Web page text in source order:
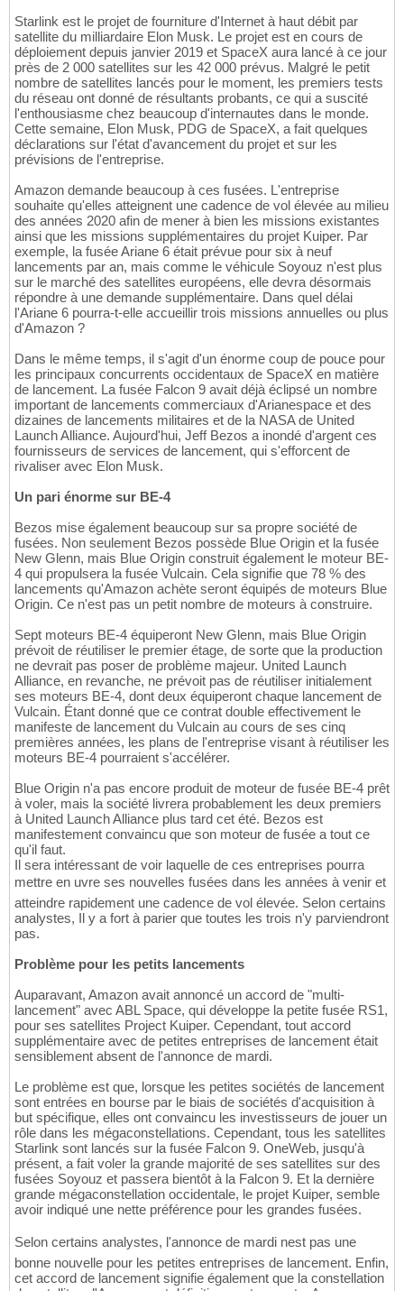
Starlink est le projet de fourniture d'Internet à haut débit par
satellite du milliardaire Elon Musk. Le projet est en cours de
déploiement depuis janvier 2019 et SpaceX aura lancé à ce jour
près de 2 000 satellites sur les 42 000 prévus. Malgré le petit
nombre de satellites lancés pour le moment, les premiers tests
du réseau ont donné de résultants probants, ce qui a suscité
l'enthousiasme chez beaucoup d'internautes dans le monde.
Cette semaine, Elon Musk, PDG de SpaceX, a fait quelques
déclarations sur l'état d'avancement du projet et sur les
prévisions de l'entreprise.
Amazon demande beaucoup à ces fusées. L'entreprise
souhaite qu'elles atteignent une cadence de vol élevée au milieu
des années 2020 afin de mener à bien les missions existantes
ainsi que les missions supplémentaires du projet Kuiper. Par
exemple, la fusée Ariane 6 était prévue pour six à neuf
lancements par an, mais comme le véhicule Soyouz n'est plus
sur le marché des satellites européens, elle devra désormais
répondre à une demande supplémentaire. Dans quel délai
l'Ariane 6 pourra-t-elle accueillir trois missions annuelles ou plus
d'Amazon ?
Dans le même temps, il s'agit d'un énorme coup de pouce pour
les principaux concurrents occidentaux de SpaceX en matière
de lancement. La fusée Falcon 9 avait déjà éclipsé un nombre
important de lancements commerciaux d'Arianespace et des
dizaines de lancements militaires et de la NASA de United
Launch Alliance. Aujourd'hui, Jeff Bezos a inondé d'argent ces
fournisseurs de services de lancement, qui s'efforcent de
rivaliser avec Elon Musk.
Un pari énorme sur BE-4
Bezos mise également beaucoup sur sa propre société de
fusées. Non seulement Bezos possède Blue Origin et la fusée
New Glenn, mais Blue Origin construit également le moteur BE-
4 qui propulsera la fusée Vulcain. Cela signifie que 78 % des
lancements qu'Amazon achète seront équipés de moteurs Blue
Origin. Ce n'est pas un petit nombre de moteurs à construire.
Sept moteurs BE-4 équiperont New Glenn, mais Blue Origin
prévoit de réutiliser le premier étage, de sorte que la production
ne devrait pas poser de problème majeur. United Launch
Alliance, en revanche, ne prévoit pas de réutiliser initialement
ses moteurs BE-4, dont deux équiperont chaque lancement de
Vulcain. Étant donné que ce contrat double effectivement le
manifeste de lancement du Vulcain au cours de ses cinq
premières années, les plans de l'entreprise visant à réutiliser les
moteurs BE-4 pourraient s'accélérer.
Blue Origin n'a pas encore produit de moteur de fusée BE-4 prêt
à voler, mais la société livrera probablement les deux premiers
à United Launch Alliance plus tard cet été. Bezos est
manifestement convaincu que son moteur de fusée a tout ce
qu'il faut.
Il sera intéressant de voir laquelle de ces entreprises pourra
mettre en uvre ses nouvelles fusées dans les années à venir et
atteindre rapidement une cadence de vol élevée. Selon certains
analystes, Il y a fort à parier que toutes les trois n'y parviendront
pas.
Problème pour les petits lancements
Auparavant, Amazon avait annoncé un accord de "multi-
lancement" avec ABL Space, qui développe la petite fusée RS1,
pour ses satellites Project Kuiper. Cependant, tout accord
supplémentaire avec de petites entreprises de lancement était
sensiblement absent de l'annonce de mardi.
Le problème est que, lorsque les petites sociétés de lancement
sont entrées en bourse par le biais de sociétés d'acquisition à
but spécifique, elles ont convaincu les investisseurs de jouer un
rôle dans les mégaconstellations. Cependant, tous les satellites
Starlink sont lancés sur la fusée Falcon 9. OneWeb, jusqu'à
présent, a fait voler la grande majorité de ses satellites sur des
fusées Soyouz et passera bientôt à la Falcon 9. Et la dernière
grande mégaconstellation occidentale, le projet Kuiper, semble
avoir indiqué une nette préférence pour les grandes fusées.
Selon certains analystes, l'annonce de mardi nest pas une
bonne nouvelle pour les petites entreprises de lancement. Enfin,
cet accord de lancement signifie également que la constellation